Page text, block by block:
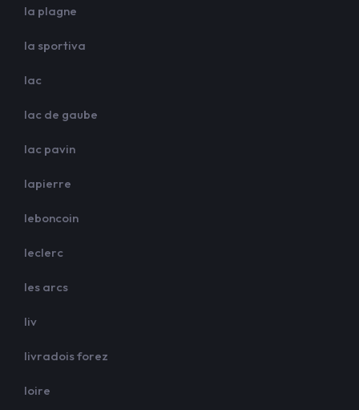
la plagne
la sportiva
lac
lac de gaube
lac pavin
lapierre
leboncoin
leclerc
les arcs
liv
livradois forez
loire